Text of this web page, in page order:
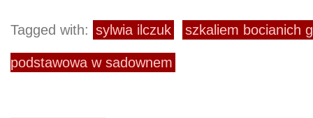
Tagged with: sylwia ilczuk szkaliem bocianich
podstawowa w sadownem